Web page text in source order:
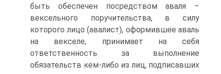
быть обеспечен посредством аваля –
вексельного поручительства, в силу
которого лицо (авалист), оформившее аваль
на векселе, принимает на себя
ответственность за выполнение
обязательств кем‑либо из лиц, подписавших